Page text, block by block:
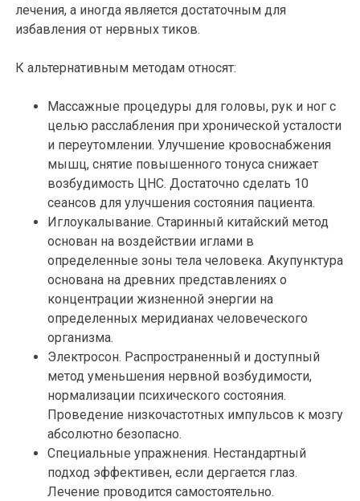
лечения, а иногда является достаточным для
избавления от нервных тиков.
К альтернативным методам относят:
Массажные процедуры для головы, рук и ног с
целью расслабления при хронической усталости
и переутомлении. Улучшение кровоснабжения
мышц, снятие повышенного тонуса снижает
возбудимость ЦНС. Достаточно сделать 10
сеансов для улучшения состояния пациента.
Иглоукалывание. Старинный китайский метод
основан на воздействии иглами в
определенные зоны тела человека. Акупунктура
основана на древних представлениях о
концентрации жизненной энергии на
определенных меридианах человеческого
организма.
Электросон. Распространенный и доступный
метод уменьшения нервной возбудимости,
нормализации психического состояния.
Проведение низкочастотных импульсов к мозгу
абсолютно безопасно.
Специальные упражнения. Нестандартный
подход эффективен, если дергается глаз.
Лечение проводится самостоятельно.